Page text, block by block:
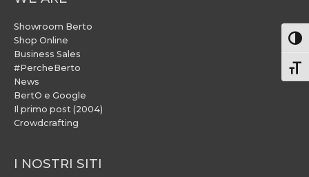
Showroom Berto
Shop Online
Business Sales
#PercheBerto
News
BertO e Google
Il primo post (2004)
Crowdcrafting
I NOSTRI SITI